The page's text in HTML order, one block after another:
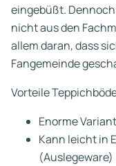
eingebüßt.
nicht aus den
allem daran, dass
Fangemeinde
Vorteile
Enorme
Kann leicht in
(Auslegeware)